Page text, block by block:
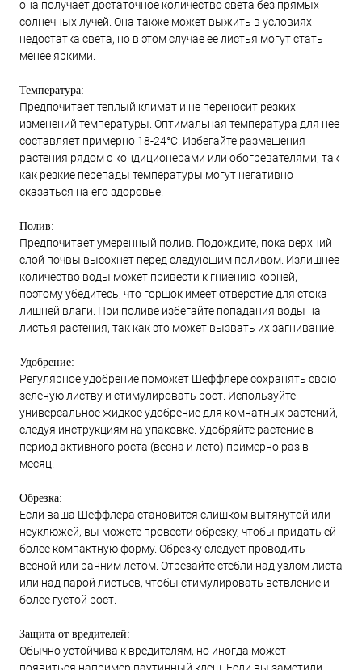
она получает достаточное количество света без прямых
солнечных лучей. Она также может выжить в условиях
недостатка света, но в этом случае ее листья могут стать
менее яркими.
Температура:
Предпочитает теплый климат и не переносит резких
изменений температуры. Оптимальная температура для нее
составляет примерно 18-24°C. Избегайте размещения
растения рядом с кондиционерами или обогревателями, так
как резкие перепады температуры могут негативно
сказаться на его здоровье.
Полив:
Предпочитает умеренный полив. Подождите, пока верхний
слой почвы высохнет перед следующим поливом. Излишнее
количество воды может привести к гниению корней,
поэтому убедитесь, что горшок имеет отверстие для стока
лишней влаги. При поливе избегайте попадания воды на
листья растения, так как это может вызвать их загнивание.
Удобрение:
Регулярное удобрение поможет Шеффлере сохранять свою
зеленую листву и стимулировать рост. Используйте
универсальное жидкое удобрение для комнатных растений,
следуя инструкциям на упаковке. Удобряйте растение в
период активного роста (весна и лето) примерно раз в
месяц.
Обрезка:
Если ваша Шеффлера становится слишком вытянутой или
неуклюжей, вы можете провести обрезку, чтобы придать ей
более компактную форму. Обрезку следует проводить
весной или ранним летом. Отрезайте стебли над узлом листа
или над парой листьев, чтобы стимулировать ветвление и
более густой рост.
Защита от вредителей:
Обычно устойчива к вредителям, но иногда может
появиться например паутинный клещ. Если вы заметили